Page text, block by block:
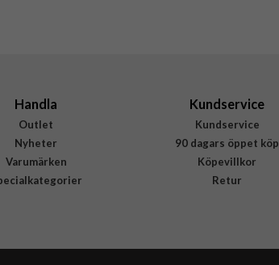
Handla
Outlet
Nyheter
Varumärken
Kundservice
Kundservice
90 dagars öppet köp
Köpevillkor
Retur